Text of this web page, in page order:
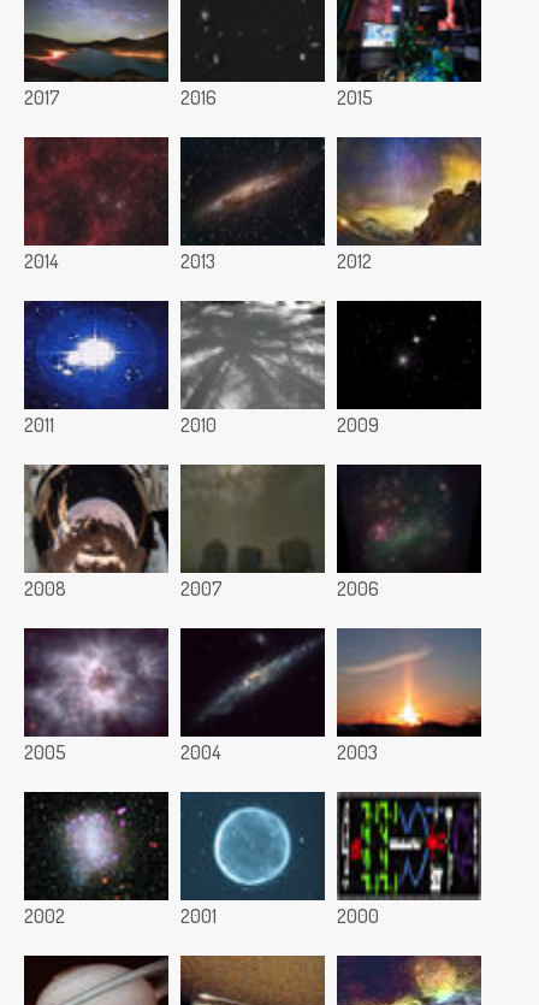
2017 2016 2015
2014 2013 2012
2011 2010 2009
2008 2007 2006
2005 2004 2003
2002 2001 2000